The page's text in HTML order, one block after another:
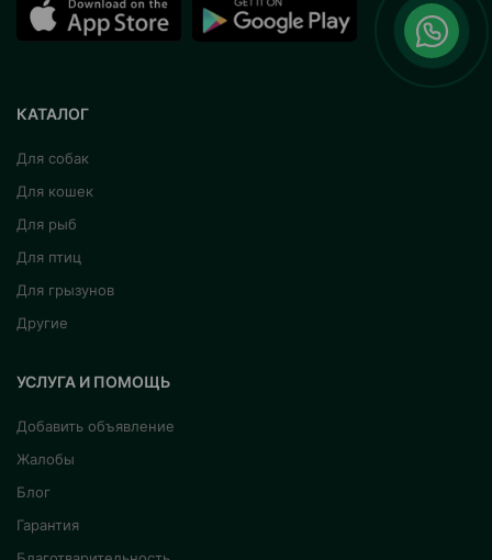
КАТАЛОГ
Для собак
Для кошек
Для рыб
Для птиц
Для грызунов
Другие
УСЛУГА И ПОМОЩЬ
Добавить объявление
Жалобы
Блог
Гарантия